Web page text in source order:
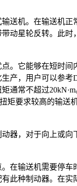
送机。在输送机
动星轮反转。此
。它能够在短时
产，用户可以参
通常不超过
矩要求较高的输送
器，对于向上或
在输送机需要停
此种制动器。在